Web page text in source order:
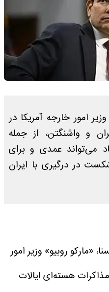
امور خارجه آمریکا در
و واشنگتن، از جمله
می‌تواند عمدی و برای
در درگیری با ایران
«مارکو روبیو» وزیر امور
هسته‌ای ایالات